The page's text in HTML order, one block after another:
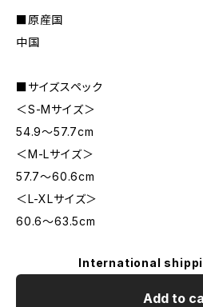
■原産国
中国
■サイズスペック
＜S-Mサイズ＞
54.9〜57.7cm
＜M-Lサイズ＞
57.7〜60.6cm
＜L-XLサイズ＞
60.6〜63.5cm
International
Add to